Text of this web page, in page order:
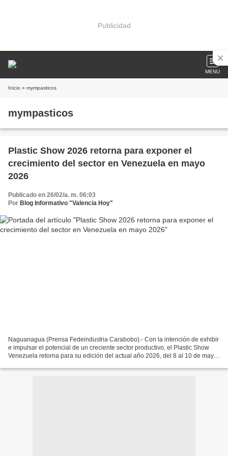
Publicidad
MENU
Inicio » mympasticos
mympasticos
Plastic Show 2026 retorna para exponer el
crecimiento del sector en Venezuela en mayo
2026
Publicado en 26/02/a. m. 06:03
Por Blog Informativo "Valencia Hoy"
Naguanagua (Prensa Fedeindustria Carabobo).- Con la intención de exhibir
e impulsar el potencial de un creciente sector productivo, el Plastic Show
Venezuela retorna para su edición del actual año 2026, del 8 al 10 de mayo